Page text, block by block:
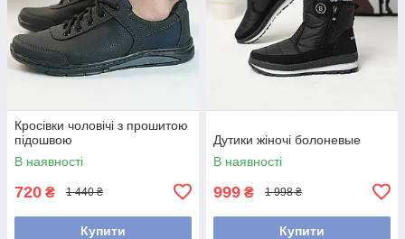
Кросівки чоловічі з прошитою
підошвою
В наявності
720 ₴ 1 440 ₴
Купити
Дутики жіночі болоневые
В наявності
999 ₴ 1 998 ₴
Купити